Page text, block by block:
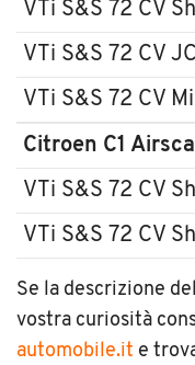
VTi S&S 72 CV
VTi S&S 72 CV
VTi S&S 72 CV
Citroen C1
VTi S&S 72 CV
VTi S&S 72 CV
Se la descrizione
vostra curiosità
automobile.it e